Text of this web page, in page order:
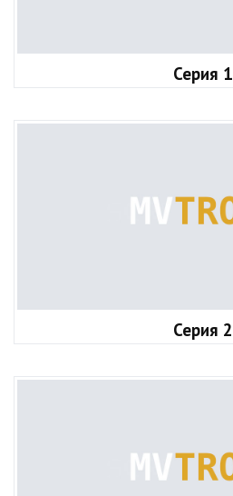
Серия 1
Серия 2